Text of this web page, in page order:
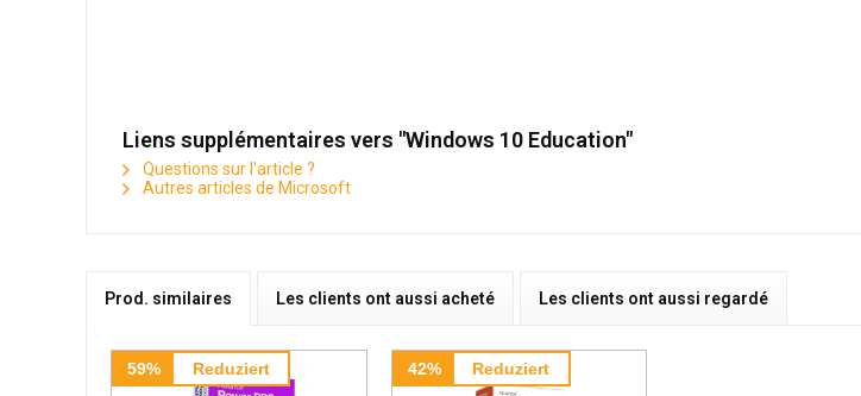
Liens supplémentaires vers "Windows 10 Education"
Questions sur l'article ?
Autres articles de Microsoft
Prod. similaires Les clients ont aussi acheté Les clients ont aussi regardé
59% Reduziert 42% Reduziert